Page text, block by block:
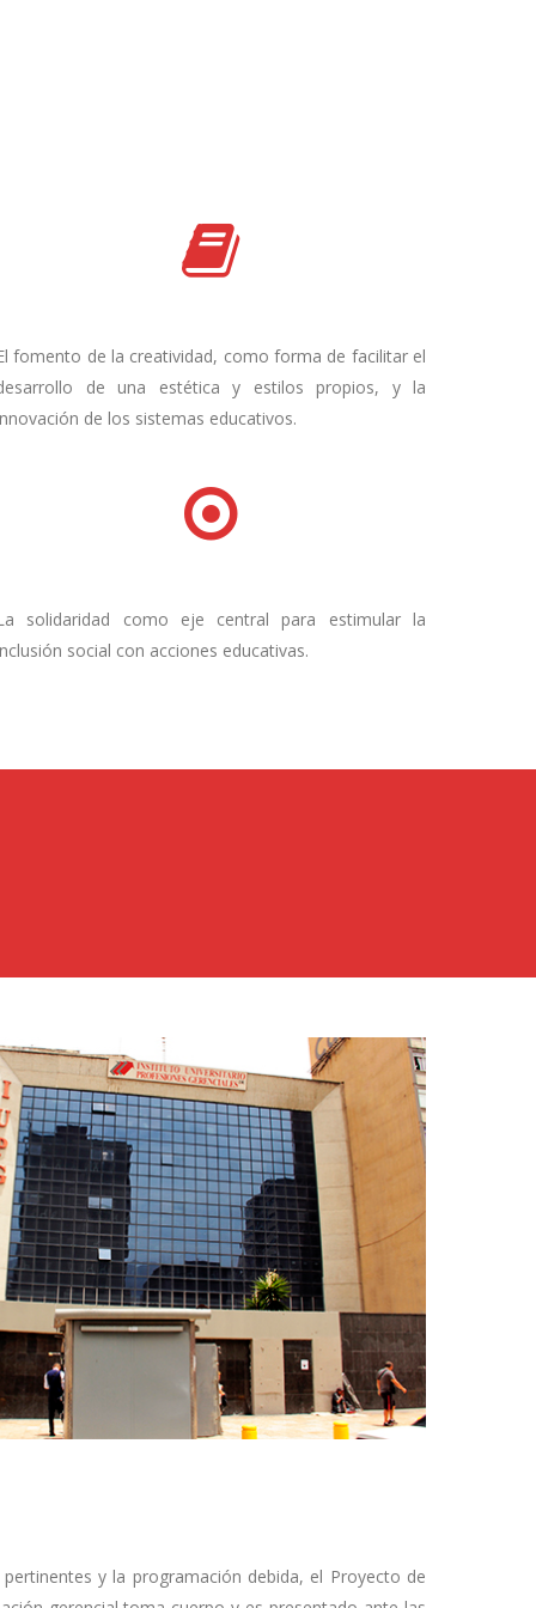
fomento de la creatividad, como forma de facilitar el
de una estética y estilos propios, y la
de los sistemas educativos.
solidaridad como eje central para estimular la
social con acciones educativas.
y la programación debida, el Proyecto de